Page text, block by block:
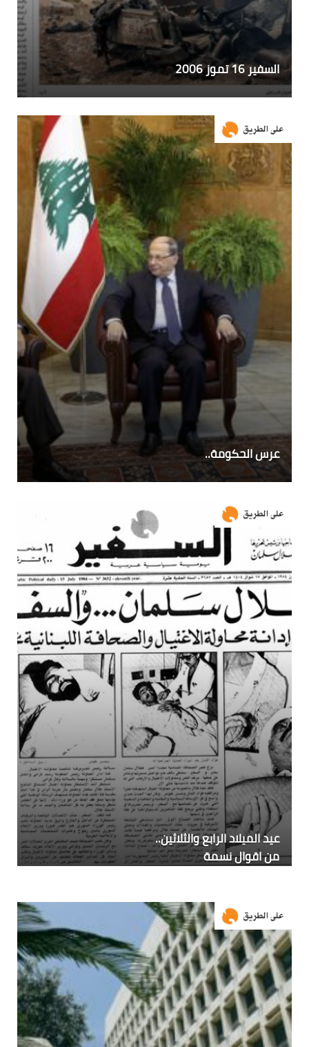
السفير 16 تموز 2006
عرس الحكومة..
عيد الميلاد الرابع والثلاثين..
من اقوال نسمة